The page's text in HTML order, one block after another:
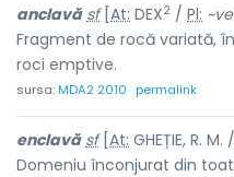
anclavă sf[ At: DEX2 / Pl: ~ve
Fragment de rocă variată,
roci emptive.
sursa:MDA2 2010 permalink
enclavă sf[ At: GHEȚIE, R. M. /
Domeniu înconjurat din